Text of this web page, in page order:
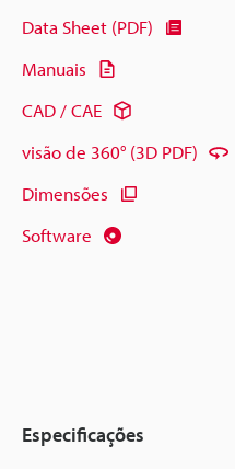
Data Sheet (PDF)
Manuais
CAD / CAE
visão de 360° (3D PDF)
Dimensões
Software
Especificações